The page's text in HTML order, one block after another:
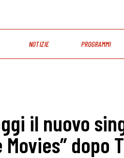
NOTIZIE PROGRAMMI
il nuovo
dopo